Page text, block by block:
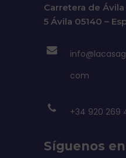
Carretera de
5 Ávila 05140 –
com
+34 920 269
Síguenos